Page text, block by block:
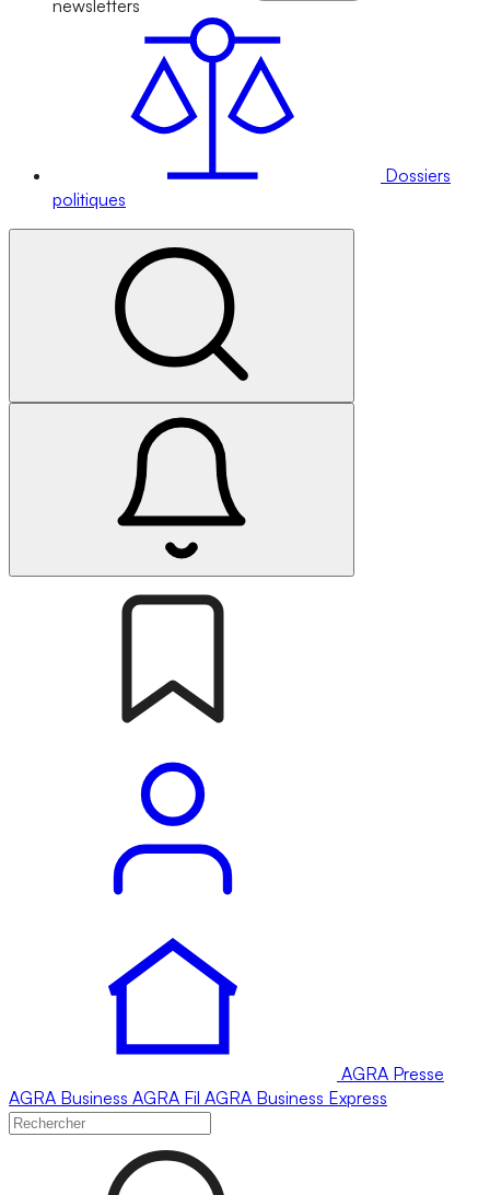
newsletters
Dossiers
politiques
AGRA Presse
AGRA Business AGRA Fil AGRA Business Express